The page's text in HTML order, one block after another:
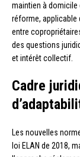
maintien à domicile
réforme, applicable
entre
des questions
et intérêt collectif.
Cadre
Les nouvelles
loi ELAN de 2018,